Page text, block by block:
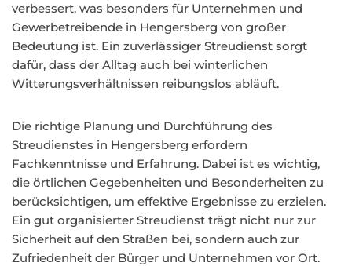
verbessert, was besonders für Unternehmen und
Gewerbetreibende in Hengersberg von großer
Bedeutung ist. Ein zuverlässiger Streudienst sorgt
dafür, dass der Alltag auch bei winterlichen
Witterungsverhältnissen reibungslos abläuft.
Die richtige Planung und Durchführung des
Streudienstes in Hengersberg erfordern
Fachkenntnisse und Erfahrung. Dabei ist es wichtig,
die örtlichen Gegebenheiten und Besonderheiten zu
berücksichtigen, um effektive Ergebnisse zu erzielen.
Ein gut organisierter Streudienst trägt nicht nur zur
Sicherheit auf den Straßen bei, sondern auch zur
Zufriedenheit der Bürger und Unternehmen vor Ort.